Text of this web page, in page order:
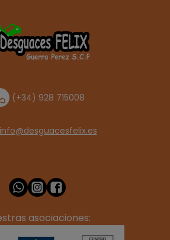
(+34) 928 715008
info@desguacesfelix.es
asociaciones: